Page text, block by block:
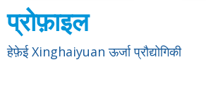
प्रोफ़ाइल
हेफ़ेई Xinghaiyuan ऊर्जा प्रौद्योगिकी